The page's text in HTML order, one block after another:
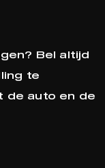
Bel altijd
te
de auto en de